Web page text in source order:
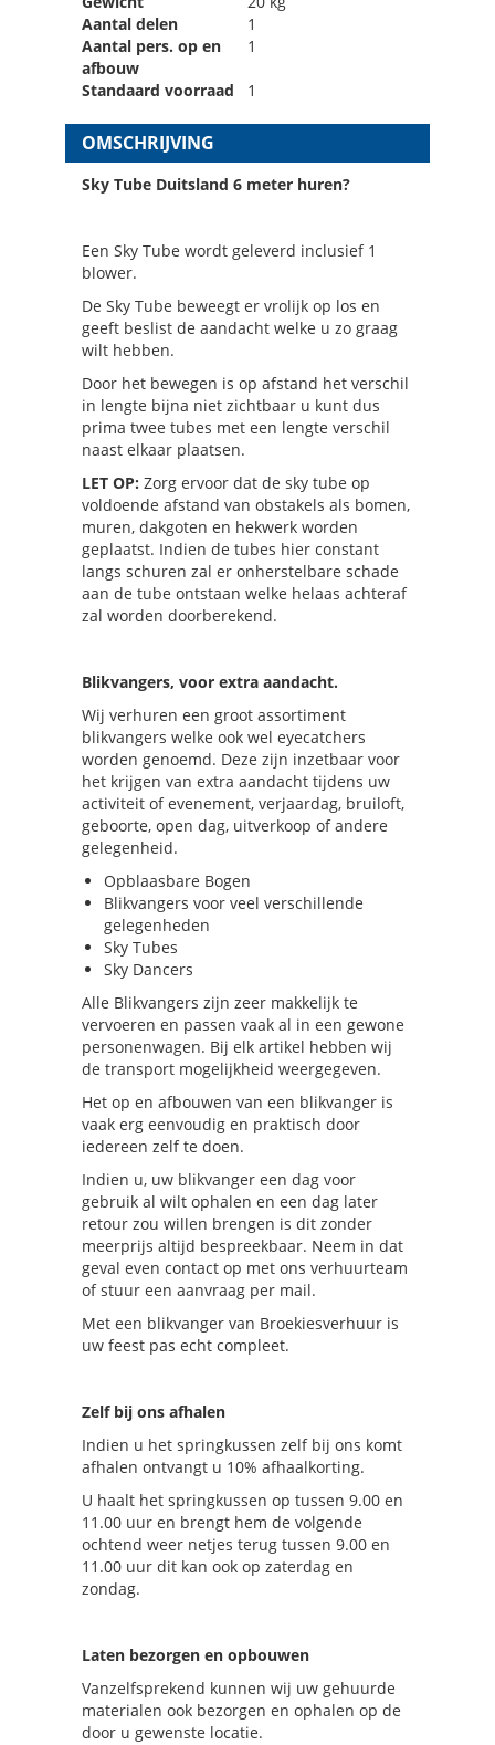
Aantal delen
1
Aantal pers. op en
afbouw
1
Standaard voorraad 1
OMSCHRIJVING
Sky Tube Duitsland 6 meter huren?
Een Sky Tube wordt geleverd inclusief 1
blower.
De Sky Tube beweegt er vrolijk op los en
geeft beslist de aandacht welke u zo graag
wilt hebben.
Door het bewegen is op afstand het verschil
in lengte bijna niet zichtbaar u kunt dus
prima twee tubes met een lengte verschil
naast elkaar plaatsen.
LET OP: Zorg ervoor dat de sky tube op
voldoende afstand van obstakels als bomen,
muren, dakgoten en hekwerk worden
geplaatst. Indien de tubes hier constant
langs schuren zal er onherstelbare schade
aan de tube ontstaan welke helaas achteraf
zal worden doorberekend.
Blikvangers, voor extra aandacht.
Wij verhuren een groot assortiment
blikvangers welke ook wel eyecatchers
worden genoemd. Deze zijn inzetbaar voor
het krijgen van extra aandacht tijdens uw
activiteit of evenement, verjaardag, bruiloft,
geboorte, open dag, uitverkoop of andere
gelegenheid.
Opblaasbare Bogen
Blikvangers voor veel verschillende
gelegenheden
Sky Tubes
Sky Dancers
Alle Blikvangers zijn zeer makkelijk te
vervoeren en passen vaak al in een gewone
personenwagen. Bij elk artikel hebben wij
de transport mogelijkheid weergegeven.
Het op en afbouwen van een blikvanger is
vaak erg eenvoudig en praktisch door
iedereen zelf te doen.
Indien u, uw blikvanger een dag voor
gebruik al wilt ophalen en een dag later
retour zou willen brengen is dit zonder
meerprijs altijd bespreekbaar. Neem in dat
geval even contact op met ons verhuurteam
of stuur een aanvraag per mail.
Met een blikvanger van Broekiesverhuur is
uw feest pas echt compleet.
Zelf bij ons afhalen
Indien u het springkussen zelf bij ons komt
afhalen ontvangt u 10% afhaalkorting.
U haalt het springkussen op tussen 9.00 en
11.00 uur en brengt hem de volgende
ochtend weer netjes terug tussen 9.00 en
11.00 uur dit kan ook op zaterdag en
zondag.
Laten bezorgen en opbouwen
Vanzelfsprekend kunnen wij uw gehuurde
materialen ook bezorgen en ophalen op de
door u gewenste locatie.